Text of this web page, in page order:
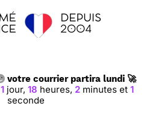
votre courrier partira lundi 🚀
1jour, 18heures, 2minutes et 0
secondes